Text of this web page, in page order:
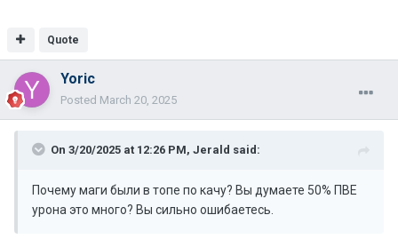
Quote
Yoric
Posted March 20, 2025
On 3/20/2025 at 12:26 PM, Jerald said:
Почему маги были в топе по качу? Вы думаете 50% ПВЕ
урона это много? Вы сильно ошибаетесь.